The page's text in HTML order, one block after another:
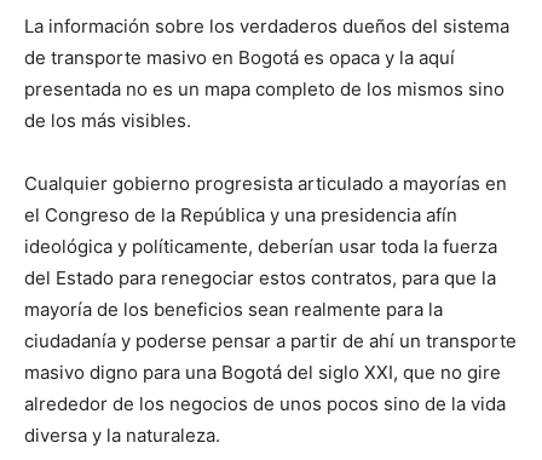
La información sobre los verdaderos dueños del sistema
de transporte masivo en Bogotá es opaca y la aquí
presentada no es un mapa completo de los mismos sino
de los más visibles.
Cualquier gobierno progresista articulado a mayorías en
el Congreso de la República y una presidencia afín
ideológica y políticamente, deberían usar toda la fuerza
del Estado para renegociar estos contratos, para que la
mayoría de los beneficios sean realmente para la
ciudadanía y poderse pensar a partir de ahí un transporte
masivo digno para una Bogotá del siglo XXI, que no gire
alrededor de los negocios de unos pocos sino de la vida
diversa y la naturaleza.